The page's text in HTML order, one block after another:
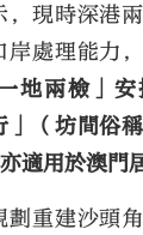
，現時深港
處理能力，
地兩檢」
」（坊間俗
適用於澳門
重建沙頭